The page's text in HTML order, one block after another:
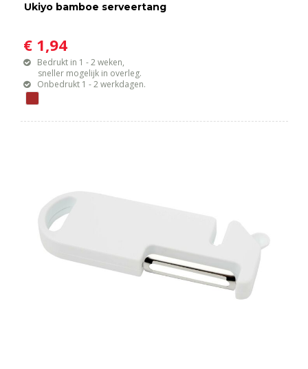
Ukiyo bamboe serveertang
€ 1,94
Bedrukt in 1 - 2 weken,
sneller mogelijk in overleg.
Onbedrukt 1 - 2 werkdagen.